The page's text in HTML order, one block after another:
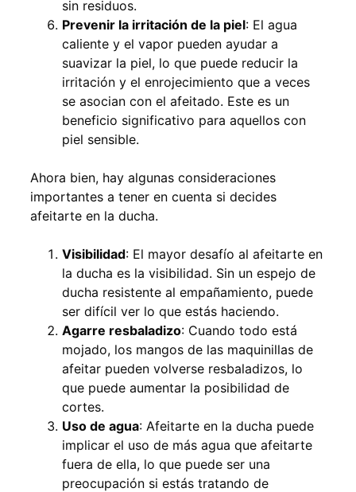
sin residuos.
Prevenir la irritación de la piel: El agua
caliente y el vapor pueden ayudar a
suavizar la piel, lo que puede reducir la
irritación y el enrojecimiento que a veces
se asocian con el afeitado. Este es un
beneficio significativo para aquellos con
piel sensible.
Ahora bien, hay algunas consideraciones
importantes a tener en cuenta si decides
afeitarte en la ducha.
Visibilidad: El mayor desafío al afeitarte en
la ducha es la visibilidad. Sin un espejo de
ducha resistente al empañamiento, puede
ser difícil ver lo que estás haciendo.
Agarre resbaladizo: Cuando todo está
mojado, los mangos de las maquinillas de
afeitar pueden volverse resbaladizos, lo
que puede aumentar la posibilidad de
cortes.
Uso de agua: Afeitarte en la ducha puede
implicar el uso de más agua que afeitarte
fuera de ella, lo que puede ser una
preocupación si estás tratando de